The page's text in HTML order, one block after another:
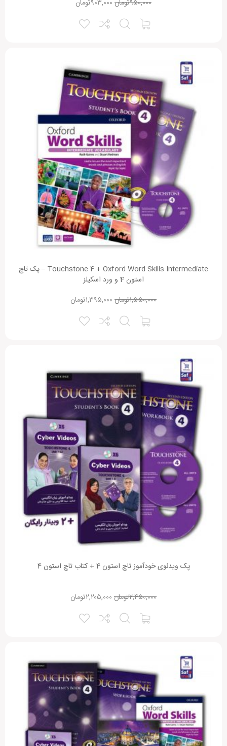
تومان۹۵۰,۰۰۰ تومان۹۰۳,۰۰۰
Touchstone 4 + Oxford Word Skills Intermediate – پک تاچ
استون 4 و ورد اسکیلز
تومان۱,۵۵۰,۰۰۰ تومان۱,۳۹۵,۰۰۰
پک ویدئوی خودآموز تاچ استون 4 + کتاب تاچ استون 4
تومان۲,۴۵۰,۰۰۰ تومان۲,۲۰۵,۰۰۰